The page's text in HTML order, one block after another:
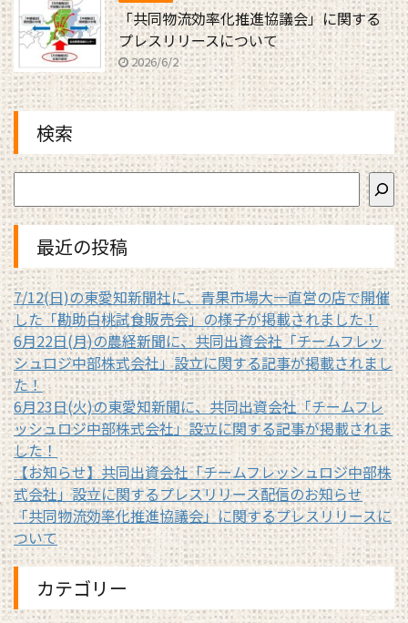
「共同物流効率化推進協議会」に関する
プレスリリースについて
2026/6/2
検索
最近の投稿
7/12(日)の東愛知新聞社に、青果市場大一直営の店で開催
した「勘助白桃試食販売会」の様子が掲載されました！
6月22日(月)の農経新聞に、共同出資会社「チームフレッ
シュロジ中部株式会社」設立に関する記事が掲載されまし
た！
6月23日(火)の東愛知新聞に、共同出資会社「チームフレ
ッシュロジ中部株式会社」設立に関する記事が掲載されま
した！
【お知らせ】共同出資会社「チームフレッシュロジ中部株
式会社」設立に関するプレスリリース配信のお知らせ
「共同物流効率化推進協議会」に関するプレスリリースに
ついて
カテゴリー